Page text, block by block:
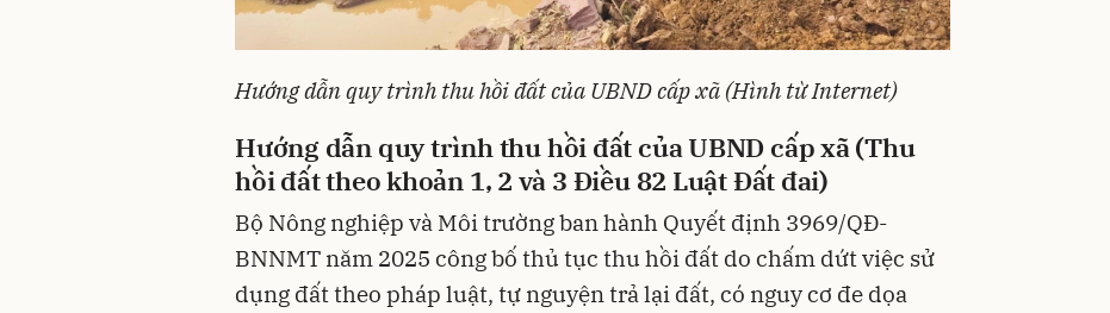
Hướng dẫn quy trình thu hồi đất của UBND cấp xã (Hình từ Internet)
Hướng dẫn quy trình thu hồi đất của UBND cấp xã (Thu
hồi đất theo khoản 1, 2 và 3 Điều 82 Luật Đất đai)
Bộ Nông nghiệp và Môi trường ban hành Quyết định 3969/QĐ-
BNNMT năm 2025 công bố thủ tục thu hồi đất do chấm dứt việc sử
dụng đất theo pháp luật, tự nguyện trả lại đất, có nguy cơ đe dọa